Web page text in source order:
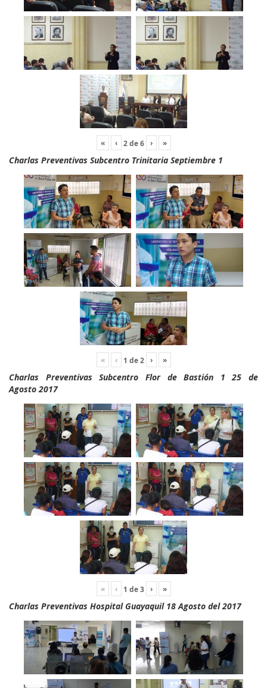
« ‹ 2de6 › »
Charlas Preventivas Subcentro Trinitaria Septiembre 1
« ‹ 1 de2 › »
Charlas Preventivas Subcentro Flor de Bastión 1 25 de
Agosto 2017
« ‹ 1 de3 › »
Charlas Preventivas Hospital Guayaquil 18 Agosto del 2017